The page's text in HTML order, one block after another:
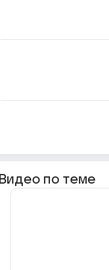
Видео по теме